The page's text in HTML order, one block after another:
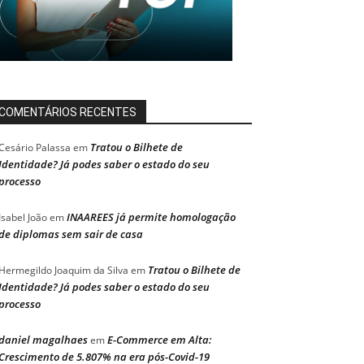
RECENTES
Palassa em Tratou o Bilhete de
Já podes saber o estado do seu
JoãoemINAAREES já permite homologação
diplomas sem sair de casa
Joaquim da Silva em Tratou o Bilhete de
Já podes saber o estado do seu
magalhaesemE-Commerce em Alta:
de 5.807% na era pós-Covid-19